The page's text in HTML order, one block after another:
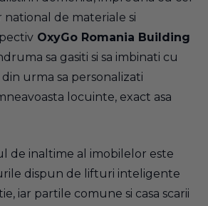
de materiale si
OxyGo Romania Building
sa gasiti si sa imbinati cu
urma sa personalizati
locuinte, exact asa
de inaltime al imobilelor este
dispun de lifturi inteligente
iar partile comune si casa scarii